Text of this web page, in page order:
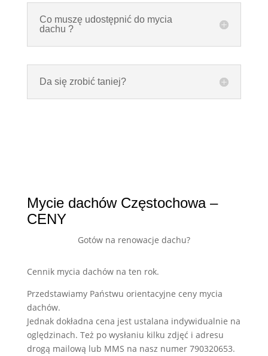
Co muszę udostępnić do mycia
dachu ?
Da się zrobić taniej?
Mycie dachów Częstochowa –
CENY
Gotów na renowacje dachu?
Cennik mycia dachów na ten rok.
Przedstawiamy Państwu orientacyjne ceny mycia
dachów.
Jednak dokładna cena jest ustalana indywidualnie na
oględzinach. Też po wysłaniu kilku zdjęć i adresu
drogą mailową lub MMS na nasz numer 790320653.